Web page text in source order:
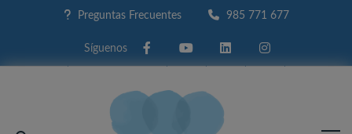
Preguntas Frecuentes 985 771 677
FacebookYoutube LinkedinInstagram